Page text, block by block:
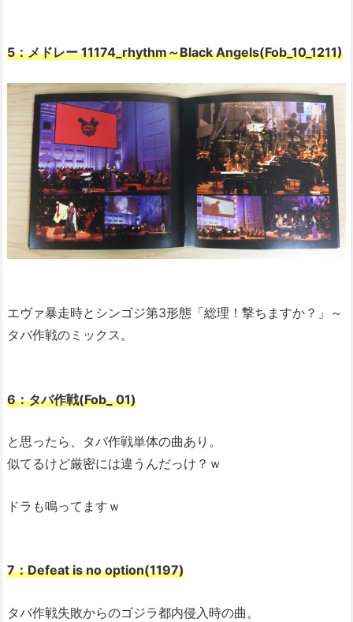
5：メドレー 11174_rhythm～Black Angels(Fob_10_1211)
エヴァ暴走時とシンゴジ第3形態「総理！撃ちますか？」～
タバ作戦のミックス。
6：タバ作戦(Fob_ 01)
と思ったら、タバ作戦単体の曲あり。
似てるけど厳密には違うんだっけ？ｗ
ドラも鳴ってますｗ
7：Defeat is no option(1197)
タバ作戦失敗からのゴジラ都内侵入時の曲。